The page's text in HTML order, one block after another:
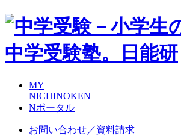
MY
NICHINOKEN
Nポータル
お問い合わせ／資料請求